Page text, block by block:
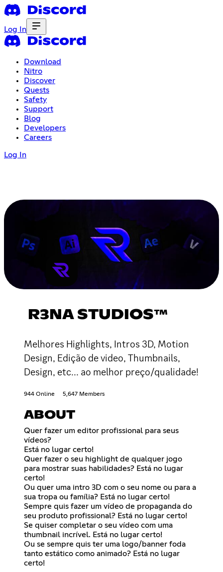
Log In
Download
Nitro
Discover
Quests
Safety
Support
Blog
Developers
Careers
Log In
R3NA STUDIOS™
Melhores Highlights, Intros 3D, Motion
Design, Edição de video, Thumbnails,
Design, etc... ao melhor preço/qualidade!
944 Online 5,647 Members
ABOUT
Quer fazer um editor profissional para seus
vídeos?
Está no lugar certo!
Quer fazer o seu highlight de qualquer jogo
para mostrar suas habilidades? Está no lugar
certo!
Ou quer uma intro 3D com o seu nome ou para a
sua tropa ou família? Está no lugar certo!
Sempre quis fazer um vídeo de propaganda do
seu produto profissional? Está no lugar certo!
Se quiser completar o seu vídeo com uma
thumbnail incrível. Está no lugar certo!
Ou se sempre quis ter uma logo/banner foda
tanto estático como animado? Está no lugar
certo!